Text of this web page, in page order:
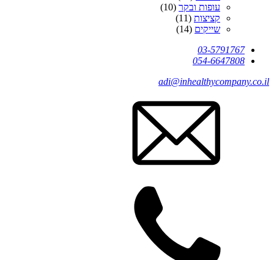
עופות ובקר (10)
קציצות (11)
שייקים (14)
03-5791767
054-6647808
adi@inhealthycompany.co.il